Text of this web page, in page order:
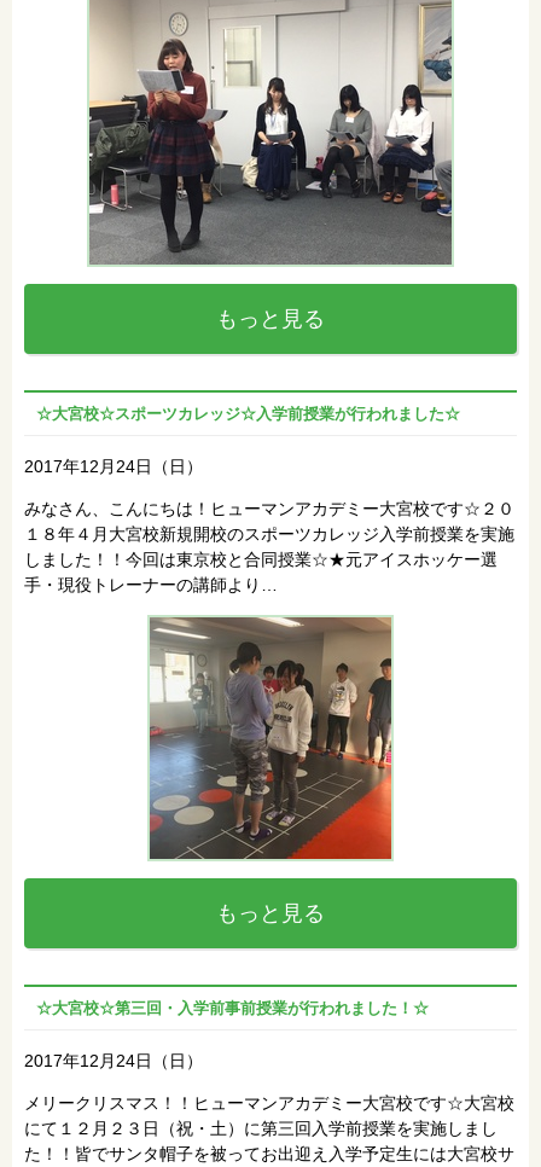
もっと見る
☆大宮校☆スポーツカレッジ☆入学前授業が行われました☆
2017年12月24日（日）
みなさん、こんにちは！ヒューマンアカデミー大宮校です☆２０
１８年４月大宮校新規開校のスポーツカレッジ入学前授業を実施
しました！！今回は東京校と合同授業☆★元アイスホッケー選
手・現役トレーナーの講師より…
もっと見る
☆大宮校☆第三回・入学前事前授業が行われました！☆
2017年12月24日（日）
メリークリスマス！！ヒューマンアカデミー大宮校です☆大宮校
にて１２月２３日（祝・土）に第三回入学前授業を実施しまし
た！！皆でサンタ帽子を被ってお出迎え入学予定生には大宮校サ